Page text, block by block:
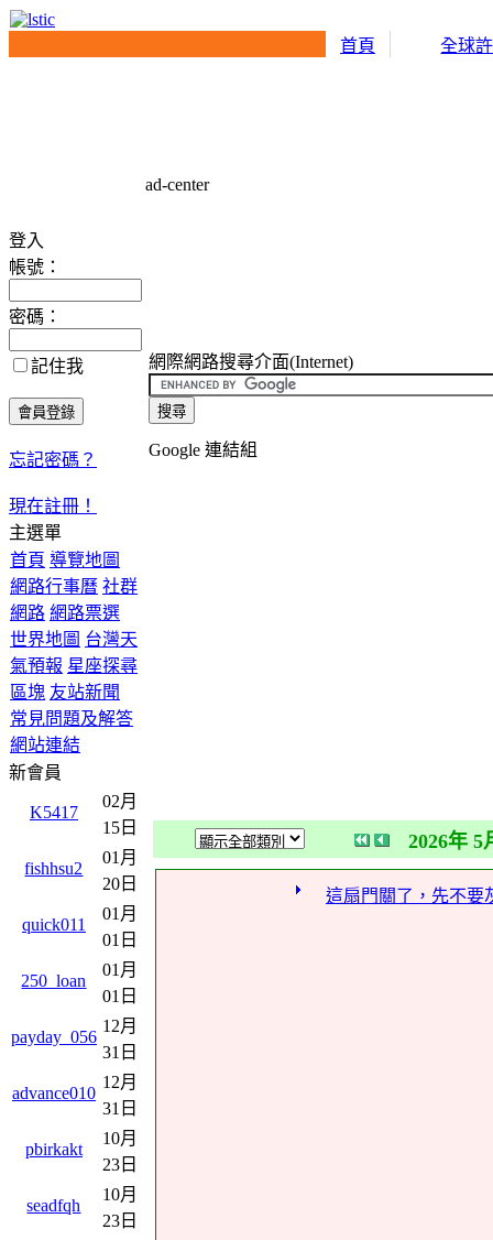
首頁 全球
登入
帳號：
密碼：
記住我
忘記密碼？
現在註冊！
主選單
首頁 導覽地圖
網路行事曆 社群
網路 網路票選
世界地圖 台灣天
氣預報 星座探尋
區塊 友站新聞
常見問題及解答
網站連結
新會員
K5417
02月
15日
fishhsu2
01月
20日
quick011
01月
01日
250_loan
01月
01日
payday_056
12月
31日
advance010
12月
31日
pbirkakt
10月
23日
seadfqh
10月
23日
ad-center
網際網路搜尋介面(Internet)
Google 連結組
2026年 5
這扇門關了，先不要